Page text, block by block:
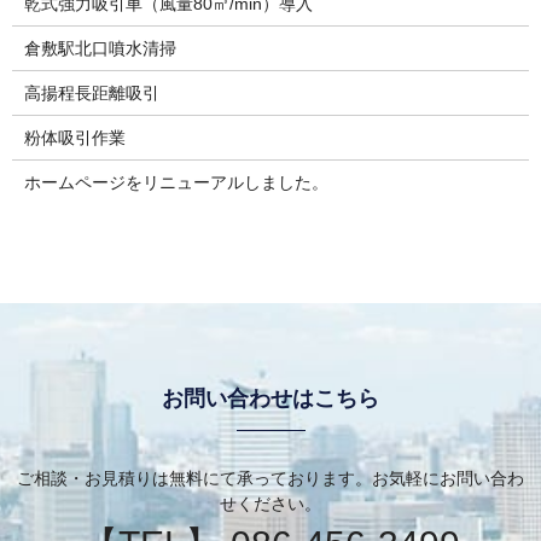
乾式強力吸引車（風量80㎥/min）導入
倉敷駅北口噴水清掃
高揚程長距離吸引
粉体吸引作業
ホームページをリニューアルしました。
お問い合わせはこちら
ご相談・お見積りは無料にて承っております。お気軽にお問い合わ
せください。